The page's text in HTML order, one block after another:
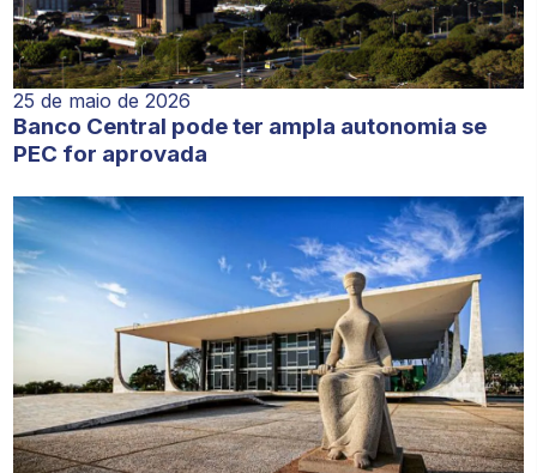
25 de maio de 2026
Banco Central pode ter ampla autonomia se
PEC for aprovada